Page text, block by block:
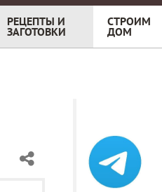
РЕЦЕПТЫ И
ЗАГОТОВКИ
СТРОИМ
ДОМ